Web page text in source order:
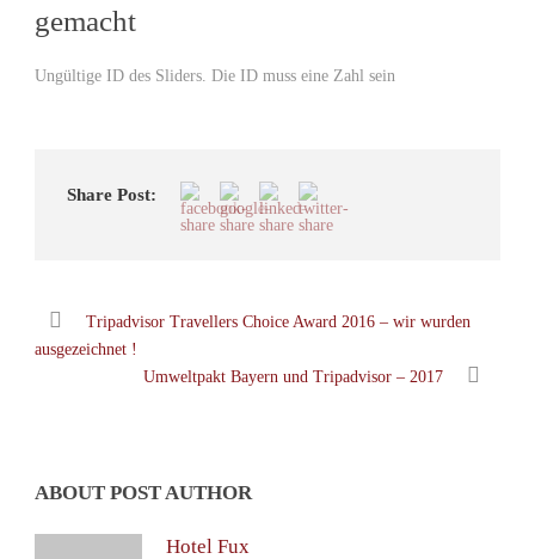
gemacht
Ungültige ID des Sliders. Die ID muss eine Zahl sein
Share Post:
Tripadvisor Travellers Choice Award 2016 – wir wurden
ausgezeichnet !
Umweltpakt Bayern und Tripadvisor – 2017
ABOUT POST AUTHOR
Hotel Fux